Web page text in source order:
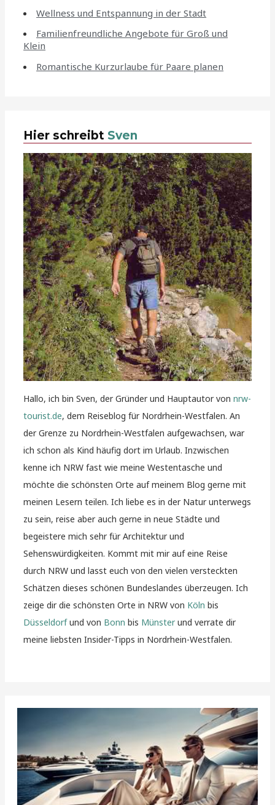
Wellness und Entspannung in der Stadt
Familienfreundliche Angebote für Groß und
Klein
Romantische Kurzurlaube für Paare planen
Hier schreibt Sven
Hallo, ich bin Sven, der Gründer und Hauptautor vonnrw-
tourist.de, dem Reiseblog für Nordrhein-Westfalen. An
der Grenze zu Nordrhein-Westfalen aufgewachsen, war
ich schon als Kind häufig dort im Urlaub. Inzwischen
kenne ich NRW fast wie meine Westentasche und
möchte die schönsten Orte auf meinem Blog gerne mit
meinen Lesern teilen. Ich liebe es in der Natur unterwegs
zu sein, reise aber auch gerne in neue Städte und
begeistere mich sehr für Architektur und
Sehenswürdigkeiten. Kommt mit mir auf eine Reise
durch NRW und lasst euch von den vielen versteckten
Schätzen dieses schönen Bundeslandes überzeugen. Ich
zeige dir die schönsten Orte in NRW von Köln bis
Düsseldorfund von Bonn bis Münsterund verrate dir
meine liebsten Insider-Tipps in Nordrhein-Westfalen.